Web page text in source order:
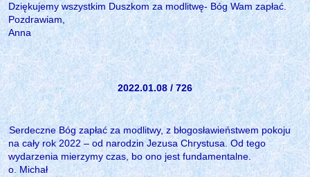
Dziękujemy wszystkim Duszkom za modlitwę- Bóg Wam zapłać.
Pozdrawiam,
Anna
2022.01.08 / 726
Serdeczne Bóg zapłać za modlitwy, z błogosławieństwem pokoju
na cały rok 2022 – od narodzin Jezusa Chrystusa. Od tego
wydarzenia mierzymy czas, bo ono jest fundamentalne.
o. Michał